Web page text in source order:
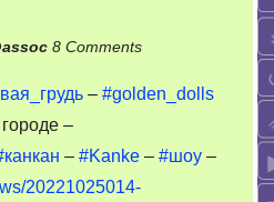
assoc 8 Commentson
долина
8
– #golden_dolls
–
– #Kanke – #шоу –
20221025014-